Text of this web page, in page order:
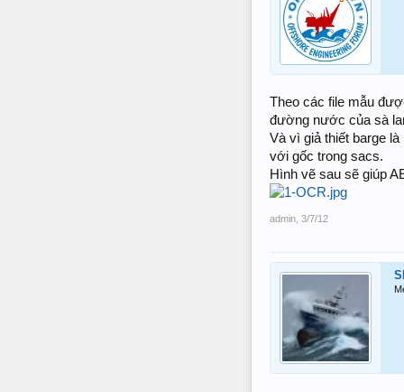
Theo các file mẫu
đường nước của sà
Và vì giả thiết barge
với gốc trong sacs.
Hình vẽ sau sẽ giúp
admin 3/7/12